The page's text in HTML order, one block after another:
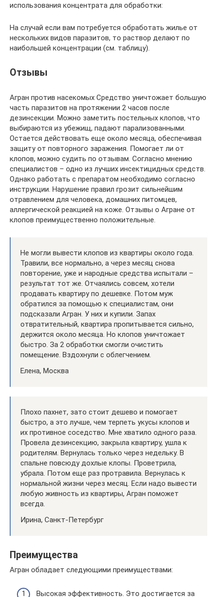
использования концентрата для обработки:
На случай если вам потребуется обработать жилье от
нескольких видов паразитов, то раствор делают по
наибольшей концентрации (см. таблицу).
Отзывы
Агран против насекомых Средство уничтожает большую
часть паразитов на протяжении 2 часов после
дезинсекции. Можно заметить постельных клопов, что
выбираются из убежищ, падают парализованными.
Остается действовать еще около месяца, обеспечивая
защиту от повторного заражения. Помогает ли от
клопов, можно судить по отзывам. Согласно мнению
специалистов – одно из лучших инсектицидных средств.
Однако работать с препаратом необходимо согласно
инструкции. Нарушение правил грозит сильнейшим
отравлением для человека, домашних питомцев,
аллергической реакцией на коже. Отзывы о Агране от
клопов преимущественно положительные.
Не могли вывести клопов из квартиры около года.
Травили, все нормально, а через месяц снова
повторение, уже и народные средства испытали –
результат тот же. Отчаялись совсем, хотели
продавать квартиру по дешевке. Потом муж
обратился за помощью к специалистам, они
подсказали Агран. У них и купили. Запах
отвратительный, квартира пропитывается сильно,
держится около месяца. Но клопов уничтожает
быстро. За 2 обработки смогли очистить
помещение. Вздохнули с облегчением.
Елена, Москва
Плохо пахнет, зато стоит дешево и помогает
быстро, а это лучше, чем терпеть укусы клопов и
их противное соседство. Мне хватило одного раза.
Провела дезинсекцию, закрыла квартиру, ушла к
родителям. Вернулась только через недельку. В
спальне повсюду дохлые клопы. Проветрила,
убрала. Потом еще раз протравила. Вернулась к
нормальной жизни через месяц. Если надо вывести
любую живность из квартиры, Агран поможет
всегда.
Ирина, Санкт-Петербург
Преимущества
Агран обладает следующими преимуществами:
Высокая эффективность. Это достигается за